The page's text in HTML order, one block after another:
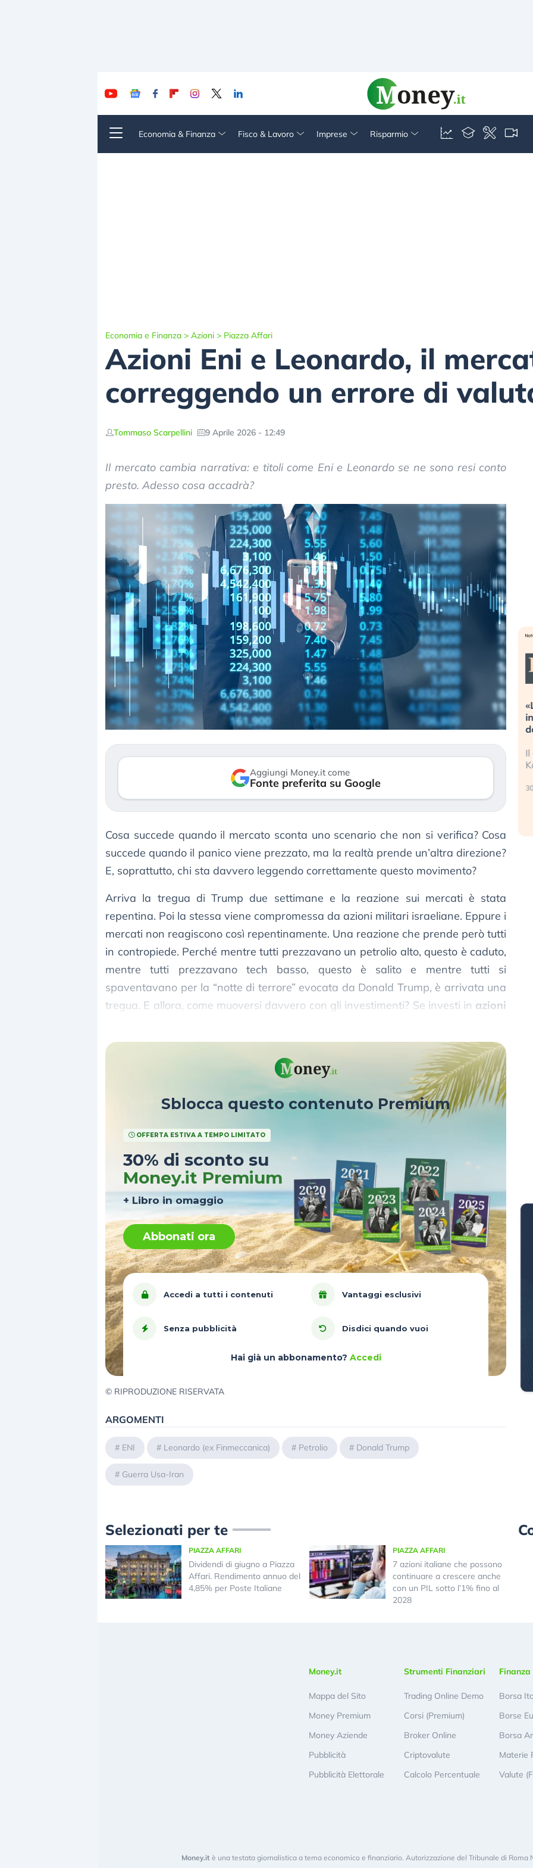
Economia & Finanza Fisco & Lavoro Imprese Risparmio
Economia e Finanza > Azioni > Piazza Affari
Azioni Eni e Leonardo, il
correggendo un errore di
Tommaso Scarpellini 9 Aprile 2026 - 12:49
Il mercato cambia narrativa: e titoli come Eni e Leonardo se ne sono resi conto
presto. Adesso cosa accadrà?
Aggiungi Money.it come
Fonte preferita su Google
Cosa succede quando il mercato sconta uno scenario che non si verifica? Cosa
succede quando il panico viene prezzato, ma la realtà prende un’altra direzione?
E, soprattutto, chi sta davvero leggendo correttamente questo movimento?
Arriva la tregua di Trump due settimane e la reazione sui mercati è stata
repentina. Poi la stessa viene compromessa da azioni militari israeliane. Eppure i
mercati non reagiscono così repentinamente. Una reazione che prende però tutti
in contropiede. Perché mentre tutti prezzavano un petrolio alto, questo è caduto,
mentre tutti prezzavano tech basso, questo è salito e mentre tutti si
spaventavano per la “notte di terrore” evocata da Donald Trump, è arrivata una
tregua. E allora, come muoversi davvero con gli investimenti? Se investi in azioni
Sblocca questo contenuto Premium
OFFERTA ESTIVA A TEMPO LIMITATO
30% di sconto su
Money.it Premium
+ Libro in omaggio
Abbonati ora
Accedi a tutti i contenuti Vantaggi esclusivi
Senza pubblicità Disdici quando vuoi
Hai già un abbonamento? Accedi
© RIPRODUZIONE RISERVATA
ARGOMENTI
# ENI # Leonardo (ex Finmeccanica) # Petrolio # Donald Trump
# Guerra Usa-Iran
Dalle valutazioni estreme alla
correzione. Cosa sta guidando il
repricing degli asset?
3 agosto 2026
«La mia vita è rovinata». Investitori
in preda al panico dopo lo scoppio
della bolla AI
Kospi, mentre gli investitori retail (…)
30 luglio 2026
Selezionati per te
PIAZZA AFFARI
Dividendi di giugno a Piazza
Affari. Rendimento annuo del
4,85% per Poste Italiane
PIAZZA AFFARI
7 azioni italiane che possono
continuare a crescere anche
con un PIL sotto l’1% fino al
2028
Money.it
Mappa del Sito
Money Premium
Money Aziende
Pubblicità
Pubblicità Elettorale
Strumenti Finanziari
Trading Online Demo
Corsi (Premium)
Broker Online
Criptovalute
Calcolo Percentuale
Borsa
Borse
Borsa
Materie
Valute
Money.it è una testata giornalistica a tema economico e finanziario. Autorizzazione del Tribunale di Roma